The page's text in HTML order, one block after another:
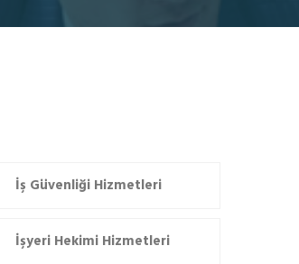
İş Güvenliği Hizmetleri
İşyeri Hekimi Hizmetleri